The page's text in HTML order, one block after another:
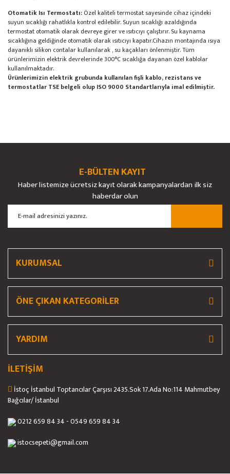
Otomatik Isı Termostatı: Özel kaliteli termostat sayesinde cihaz içindeki
suyun sıcaklığı rahatlıkla kontrol edilebilir. Suyun sıcaklığı azaldığında
termostat otomatik olarak devreye girer ve ısıtıcıyı çalıştırır. Su kaynama
sıcaklığına geldiğinde otomatik olarak ısıtıcıyı kapatır.Cihazın montajında ısıya
dayanıklı silikon contalar kullanılarak , su kaçakları önlenmiştir. Tüm
ürünlerimizin elektrik devrelerinde 300°C sıcaklığa dayanan özel kablolar
kullanılmaktadır.
Ürünlerimizin elektrik grubunda kullanılan fişli kablo, rezistans ve
termostatlar TSE belgeli olup ISO 9000 Standartlarıyla imal edilmiştir.
Bu ürüne ilk yorumu siz yapın!
Yorum Yaz
yetersiz gördüğünüz noktaları öneri formunu kullanarak tarafımıza
Ürün resmi kalitesiz, bozuk veya görüntülenemiyor.
Ürün açıklamasında eksik bilgiler bulunuyor.
Ürün bilgilerinde hatalar bulunuyor.
Ürün fiyatı diğer sitelerden daha pahalı.
E-BÜLTEN KAYIT
Haber listemize ücretsiz kayıt olarak kampanyalardan ilk siz
haberdar olun
KURUMSAL
ÖNE ÇIKAN KATEGORİLER
YARDIM
İLETİŞİM
İstoç İstanbul Toptancılar Çarşısı 2435.Sok 17.Ada No:114 Mahmutbey
Bağcılar/ İstanbul
0212 659 84 34 - 0549 659 84 34
istocsepeti@gmail.com